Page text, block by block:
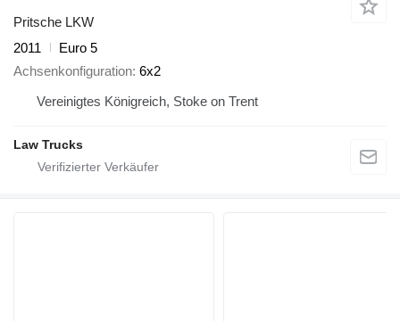
Pritsche LKW
2011
Euro 5
Achsenkonfiguration 6x2
Vereinigtes Königreich, Stoke on Trent
Law Trucks